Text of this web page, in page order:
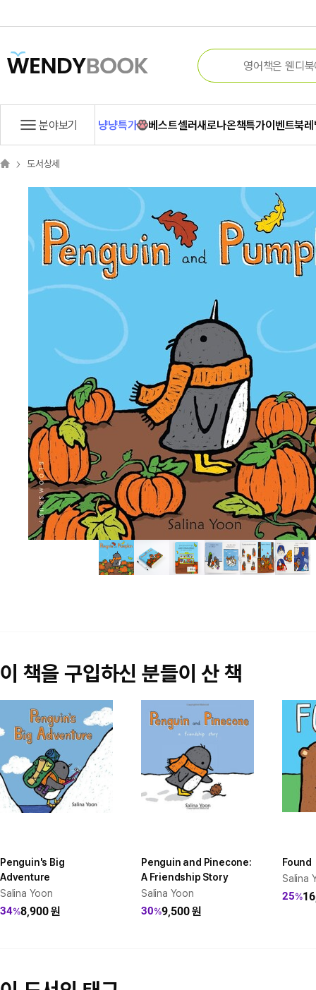
분야보기 냥냥특가 베스트셀러새로나온책특가이벤트북
도서상세
이 책을 구입하신 분들이 산 책
Penguin's Big
Adventure
Salina Yoon
34%8,900원
Penguin and Pinecone:
A Friendship Story
Salina Yoon
30%9,500원
Found
Salina
25%